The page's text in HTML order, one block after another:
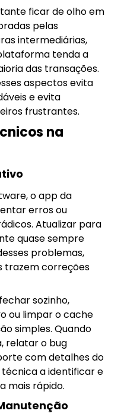
ficar de olho em
pelas
intermediárias,
tenda a
das transações.
aspectos evita
e evita
frustrantes.
na
o app da
erros ou
Atualizar para
quase sempre
problemas,
trazem correções
sozinho,
ou limpar o cache
simples. Quando
relatar o bug
com detalhes do
a identificar e
mais rápido.